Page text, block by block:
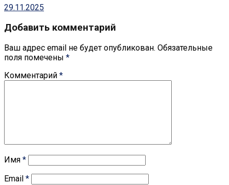
29.11.2025
Добавить комментарий
Ваш адрес email не будет опубликован. Обязательные
поля помечены *
Комментарий *
Имя *
Email *